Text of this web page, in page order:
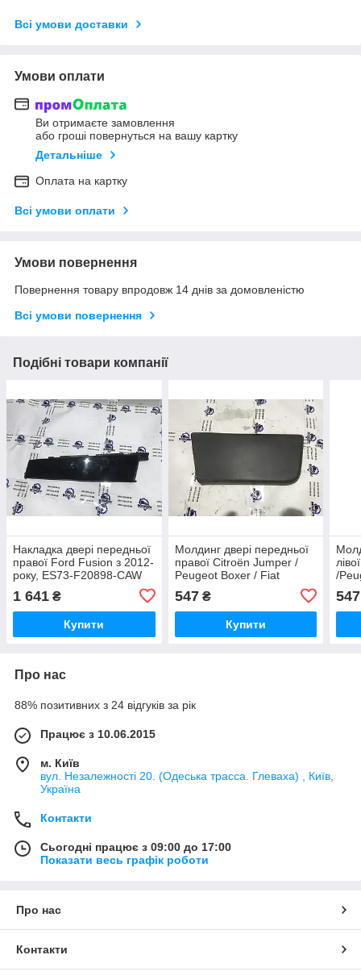
Всі умови доставки
Умови оплати
Ви отримаєте замовлення
або гроші повернуться на вашу картку
Детальніше
Оплата на картку
Всі умови оплати
Умови повернення
Повернення товару впродовж 14 днів за домовленістю
Всі умови повернення
Подібні товари компанії
Накладка двері передньої
правої Ford Fusion з 2012-
року, ES73-F20898-CAW
1 641 ₴
Купити
Молдинг двері передньої
правої Citroën Jumper /
Peugeot Boxer / Fiat
року,1305776070
547₴
Купити
/
547
Про нас
88% позитивних з 24 відгуків за рік
Працює з 10.06.2015
м. Київ
вул. Незалежності 20. (Одеська трасса. Глеваха) , Київ,
Україна
Контакти
Сьогодні працює з 09:00 до 17:00
Показати весь графік роботи
Про нас
Контакти